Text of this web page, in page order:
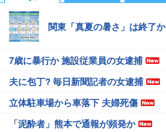
関東「真夏の暑さ」は終了か
7歳に暴行か 施設従業員の女逮捕
夫に包丁? 毎日新聞記者の女逮捕
立体駐車場から車落下 夫婦死傷
「泥酔者」熊本で通報が頻発か